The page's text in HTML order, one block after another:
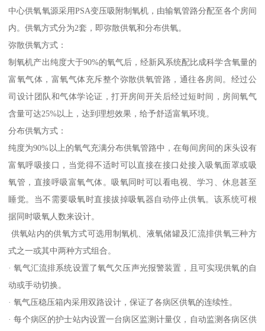
中心供氧氧源采用PSA变压吸附制氧机，由输氧管路分配至各个房间
内。供氧方式分为2套，即弥散供氧和分布供氧。
弥散供氧方式：
制氧机产出纯度大于90%的氧气后，经新风系统配比成科学含氧量的
富氧气体，富氧气体充斥整个弥散供氧管路，通往各房间。经过公
司设计团队和气体学论证，打开房间开关后经过短时间，房间氧气
含量可达25%以上，达到理想效果，给予舒适富氧环境。
分布供氧方式：
纯度为90%以上的氧气充满分布供氧管路中，在每间房间的床头设有
富氧呼吸接口，当觉得不适时可以直接在接口处接入吸氧面罩或吸
氧管，直接呼吸富氧气体。吸氧同时可以看电视、学习、休息甚至
睡觉。当不需要吸氧时直接拔掉吸氧器自动停止供氧。该系统可根
据同时吸氧人数来设计。
供氧站内的供氧方式可选用制氧机、液氧储罐及汇流排供氧三种方
式之一或其中两种方式组合。
· 氧气汇流排系统设置了氧气欠压声光报警装置，且可实现供氧的自
动或手动切换。
· 氧气压稳压箱内采用双路设计，保证了各病区供氧的连续性。
· 每个病区的护士站内设置一台病区监测计量仪，自动监测各病区供